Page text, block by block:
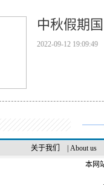
中秋假期
2022-09-12 19:09:49
关于我们 About us
本网